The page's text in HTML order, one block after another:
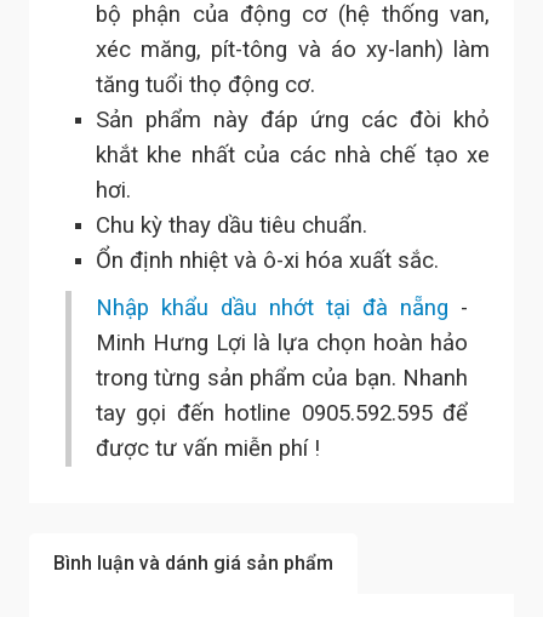
bộ phận của động cơ (hệ thống van,
xéc măng, pít-tông và áo xy-lanh) làm
tăng tuổi thọ động cơ.
Sản phẩm này đáp ứng các đòi khỏ
khắt khe nhất của các nhà chế tạo xe
hơi.
Chu kỳ thay dầu tiêu chuẩn.
Ổn định nhiệt và ô-xi hóa xuất sắc.
Nhập khẩu dầu nhớt tại đà nẵng -
Minh Hưng Lợi là lựa chọn hoàn hảo
trong từng sản phẩm của bạn. Nhanh
tay gọi đến hotline 0905.592.595 để
được tư vấn miễn phí !
Bình luận và dánh giá sản phẩm